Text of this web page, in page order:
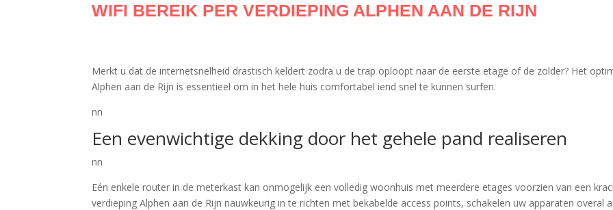
WIFI BEREIK PER VERDIEPING ALPHEN AAN DE RIJN
Merkt u dat de internetsnelheid drastisch keldert zodra u de trap oploopt naar de eerste etage of de zolder? Het
Alphen aan de Rijn is essentieel om in het hele huis comfortabel iend snel te kunnen surfen.
nn
Een evenwichtige dekking door het gehele pand realiseren
nn
Eén enkele router in de meterkast kan onmogelijk een volledig woonhuis met meerdere etages voorzien van een
verdieping Alphen aan de Rijn nauwkeurig in te richten met bekabelde access points, schakelen uw apparaten